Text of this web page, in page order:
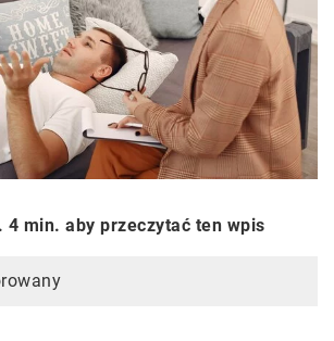
4 min. aby przeczytać ten wpis